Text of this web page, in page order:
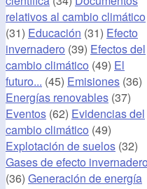
relativos al cambio climático
(31) Educación (31) Efecto
invernadero (39) Efectos del
cambio climático (49) El
futuro... (45) Emisiones (36)
Energías renovables (37)
Eventos (62) Evidencias del
cambio climático (49)
Explotación de suelos (32)
Gases de efecto invernadero
(36) Generación de energía